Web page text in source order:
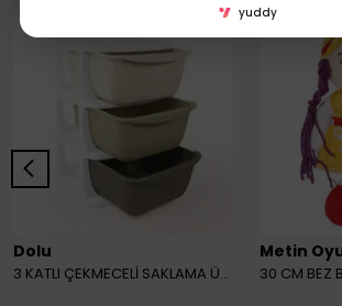
Dolu
3 KATLI ÇEKMECELİ SAKLAMA ÜNİTESİ
Metin
30 CM BEZ
yuddy